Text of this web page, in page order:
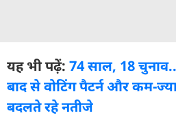
यह भी पढ़ें: 74 साल, 18
बाद से वोटिंग पैटर्न और कम-
बदलते रहे नतीजे